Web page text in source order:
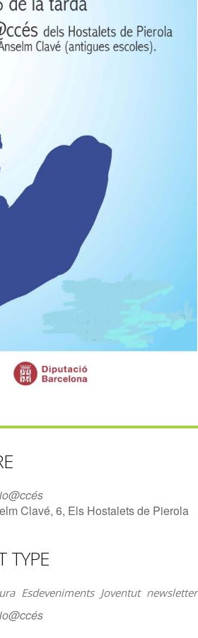
Clavé, 6, Els Hostalets de Pierola
TYPE
Esdeveniments Joventut newsletter